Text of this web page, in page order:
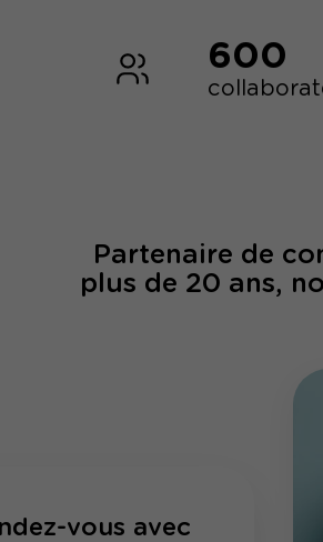
600
Partenaire de
plus de 20 ans,
vous avec